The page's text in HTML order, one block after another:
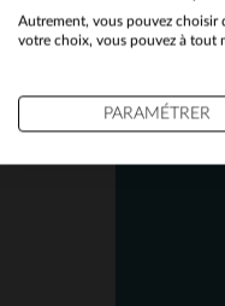
Autrement, vous pouvez choisir
votre choix, vous pouvez à tout
PARAMÉTRER